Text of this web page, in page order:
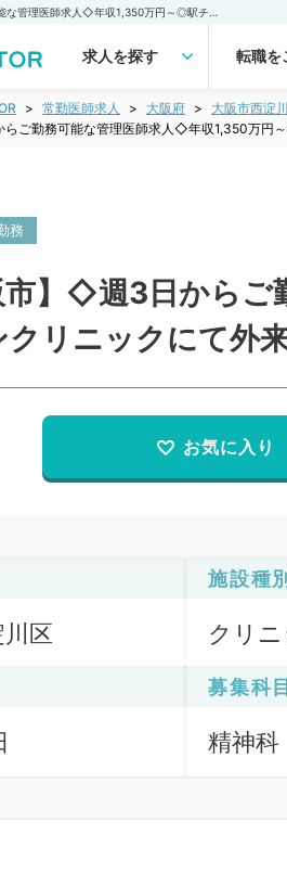
求人を探す 転職を
常勤医師求人 大阪府
大阪市西淀
ご勤務可能な管理医師求人◇年収1,350万円
務
市】◇週3日から
リニックにて外
お気に入り
区
施設種別
クリ
募集科目
精神科